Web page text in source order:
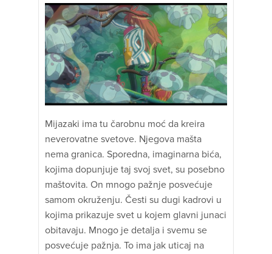
Mijazaki ima tu čarobnu moć da kreira
neverovatne svetove. Njegova mašta
nema granica. Sporedna, imaginarna bića,
kojima dopunjuje taj svoj svet, su posebno
maštovita. On mnogo pažnje posvećuje
samom okruženju. Česti su dugi kadrovi u
kojima prikazuje svet u kojem glavni junaci
obitavaju. Mnogo je detalja i svemu se
posvećuje pažnja. To ima jak uticaj na